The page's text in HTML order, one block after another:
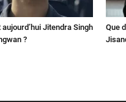
aujourd’hui Jitendra Singh
?
Que